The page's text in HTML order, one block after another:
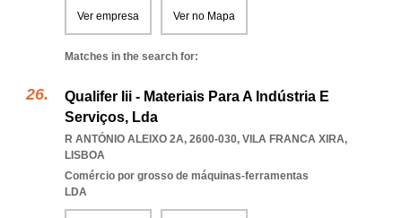
Ver empresa Ver no Mapa
Matches in the search for:
Qualifer Iii - Materiais Para A Indústria E
Serviços, Lda
R ANTÓNIO ALEIXO 2A, 2600-030, VILA FRANCA XIRA,
LISBOA
Comércio por grosso de máquinas-ferramentas
LDA